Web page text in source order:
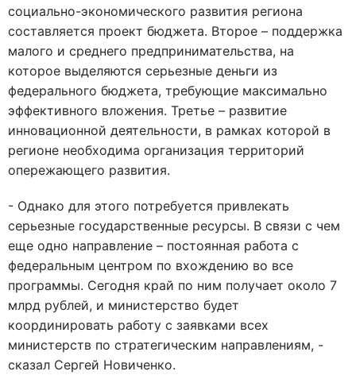
социально-экономического развития региона
составляется проект бюджета. Второе – поддержка
малого и среднего предпринимательства, на
которое выделяются серьезные деньги из
федерального бюджета, требующие максимально
эффективного вложения. Третье – развитие
инновационной деятельности, в рамках которой в
регионе необходима организация территорий
опережающего развития.
- Однако для этого потребуется привлекать
серьезные государственные ресурсы. В связи с чем
еще одно направление – постоянная работа с
федеральным центром по вхождению во все
программы. Сегодня край по ним получает около 7
млрд рублей, и министерство будет
координировать работу с заявками всех
министерств по стратегическим направлениям, -
сказал Сергей Новиченко.